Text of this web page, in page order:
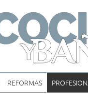
REFORMAS